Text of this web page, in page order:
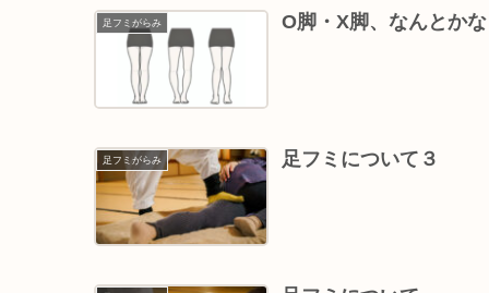
足フミがらみ O脚・X脚、なんとか
足フミがらみ 足フミについて３